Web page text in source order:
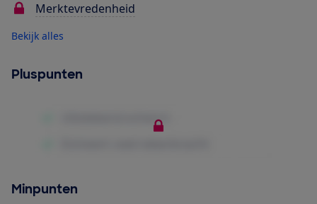
Merktevredenheid
Bekijk alles
Pluspunten
Minpunten